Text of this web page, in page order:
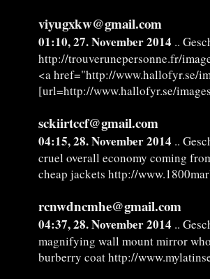
viyugxkw@gmail.com
01:10, 27. November 2014 ..
http://trouverunepersonne.fr/
<a href="http://www.hallofyr.se/
[url=http://www.hallofyr.se/
sckiirtccf@gmail.com
04:15, 28. November 2014 ..
cruel overall economy coming
cheap jackets http://
rcnwdncmhe@gmail.com
04:37, 28. November 2014 ..
magnifying wall mount mirror
burberry coat http://